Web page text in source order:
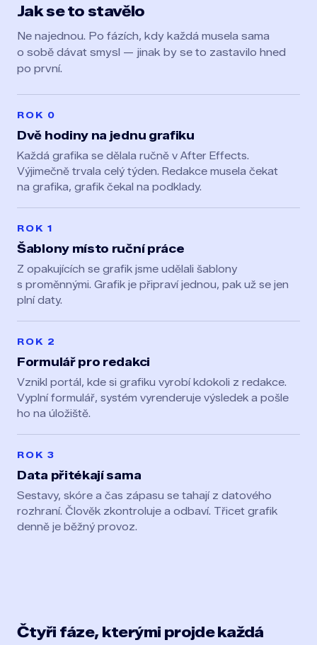
Jak se to stavělo
Ne najednou. Po fázích, kdy každá musela sama
o sobě dávat smysl — jinak by se to zastavilo hned
po první.
ROK 0
Dvě hodiny na jednu grafiku
Každá grafika se dělala ručně v After Effects.
Výjimečně trvala celý týden. Redakce musela čekat
na grafika, grafik čekal na podklady.
ROK 1
Šablony místo ruční práce
Z opakujících se grafik jsme udělali šablony
s proměnnými. Grafik je připraví jednou, pak už se jen
plní daty.
ROK 2
Formulář pro redakci
Vznikl portál, kde si grafiku vyrobí kdokoli z redakce.
Vyplní formulář, systém vyrenderuje výsledek a pošle
ho na úložiště.
ROK 3
Data přitékají sama
Sestavy, skóre a čas zápasu se tahají z datového
rozhraní. Člověk zkontroluje a odbaví. Třicet grafik
denně je běžný provoz.
Čtyři fáze, kterými projde každá